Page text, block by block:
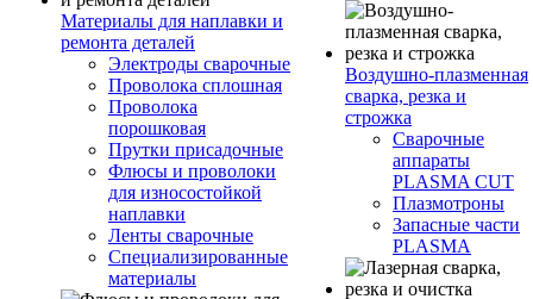
Материалы для наплавки и
ремонта деталей
Электроды сварочные
Проволока сплошная
Проволока
порошковая
Прутки присадочные
Флюсы и проволоки
для износостойкой
наплавки
Ленты сварочные
Специализированные
материалы
Воздушно-плазменная
сварка, резка и
строжка
Сварочные
аппараты
PLASMA CUT
Плазмотроны
Запасные части
PLASMA